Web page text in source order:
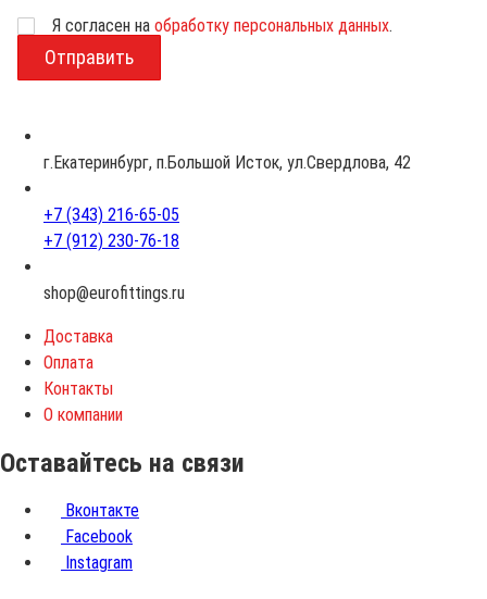
з
Я согласен на обработку персональных данных.
г.Екатеринбург, п.Большой Исток, ул.Свердлова, 42
+7 (343) 216-65-05
+7 (912) 230-76-18
shop@eurofittings.ru
Доставка
Оплата
Контакты
О компании
Оставайтесь на связи
Вконтакте
Facebook
Instagram